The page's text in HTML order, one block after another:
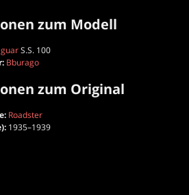
zum Modell
S.S. 100
Bburago
zum Original
Roadster
1935–1939